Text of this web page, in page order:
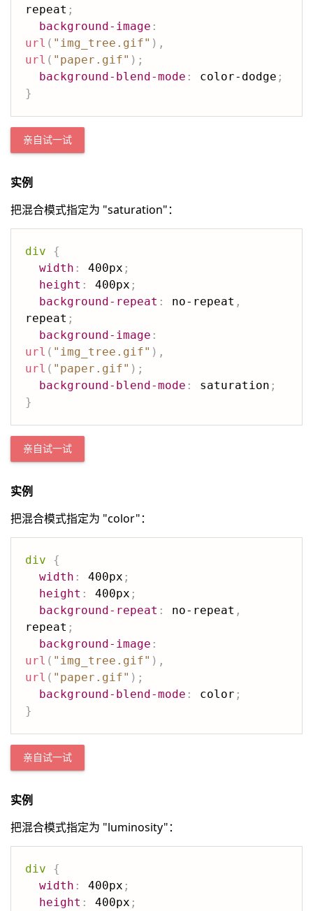
repeat ;
background-image :
url ( "img_tree.gif" ) ,
url ( "paper.gif" ) ;
background-blend-mode : color-dodge ;
}
亲自试一试
实例
把混合模式指定为 "saturation"：
div
{
width : 400px ;
height : 400px ;
background-repeat : no-repeat ,
repeat ;
background-image :
url ( "img_tree.gif" ) ,
url ( "paper.gif" ) ;
background-blend-mode : saturation ;
}
亲自试一试
实例
把混合模式指定为 "color"：
div
{
width : 400px ;
height : 400px ;
background-repeat : no-repeat ,
repeat ;
background-image :
url ( "img_tree.gif" ) ,
url ( "paper.gif" ) ;
background-blend-mode : color ;
}
亲自试一试
实例
把混合模式指定为 "luminosity"：
div
{
width : 400px ;
height : 400px ;